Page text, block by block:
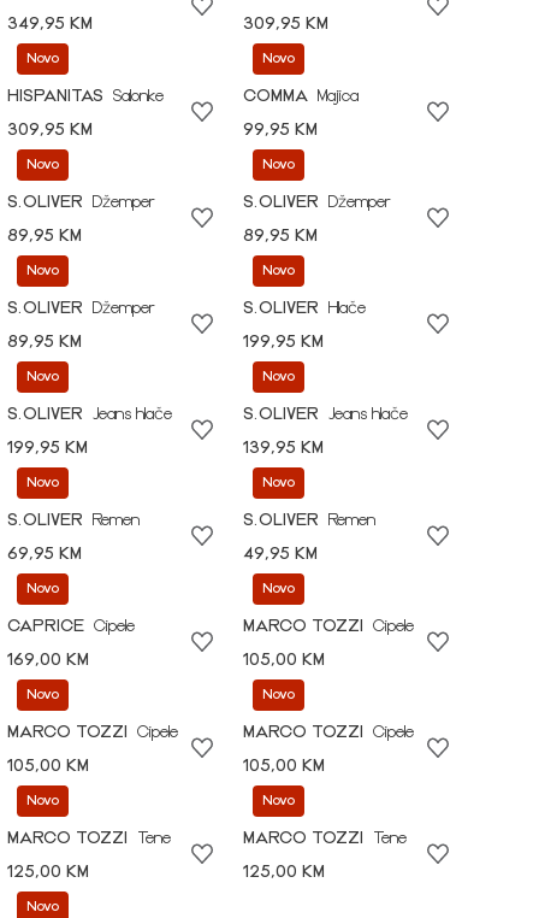
349,95 KM
309,95 KM
Novo
HISPANITAS
Salonke
309,95 KM
Novo
COMMA
Majica
99,95 KM
Novo
S.OLIVER
Džemper
89,95 KM
Novo
S.OLIVER
Džemper
89,95 KM
Novo
S.OLIVER
Džemper
89,95 KM
Novo
S.OLIVER
Hlače
199,95 KM
Novo
S.OLIVER
Jeans hlače
199,95 KM
Novo
S.OLIVER
Jeans hlače
139,95 KM
Novo
S.OLIVER
Remen
69,95 KM
Novo
S.OLIVER
Remen
49,95 KM
Novo
CAPRICE Cipele
169,00 KM
Novo
MARCO TOZZI
Cipele
105,00 KM
Novo
MARCO TOZZI
Cipele
105,00 KM
Novo
MARCO TOZZI
Cipele
105,00 KM
Novo
MARCO TOZZI
Tene
125,00 KM
Novo
MARCO TOZZI
Tene
125,00 KM
Novo